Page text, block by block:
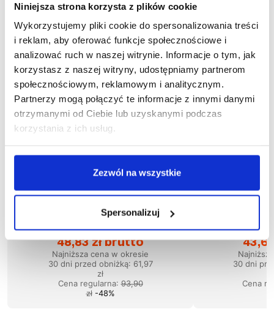
Niniejsza strona korzysta z plików cookie
Wykorzystujemy pliki cookie do spersonalizowania treści
i reklam, aby oferować funkcje społecznościowe i
analizować ruch w naszej witrynie. Informacje o tym, jak
korzystasz z naszej witryny, udostępniamy partnerom
społecznościowym, reklamowym i analitycznym.
Partnerzy mogą połączyć te informacje z innymi danymi
otrzymanymi od Ciebie lub uzyskanymi podczas
korzystania z ich usług.
Zezwól na wszystkie
Spersonalizuj
Wyprzedaż 48%
1-03-030
Spodnie ogrodniczki TIGER
48,83 zł brutto
Najniższa cena w okresie
30 dni przed obniżką: 61,97
zł
Cena regularna:93,90
zł -48%
Wyprzedaż 71
Spodnie
30 dni
Cena